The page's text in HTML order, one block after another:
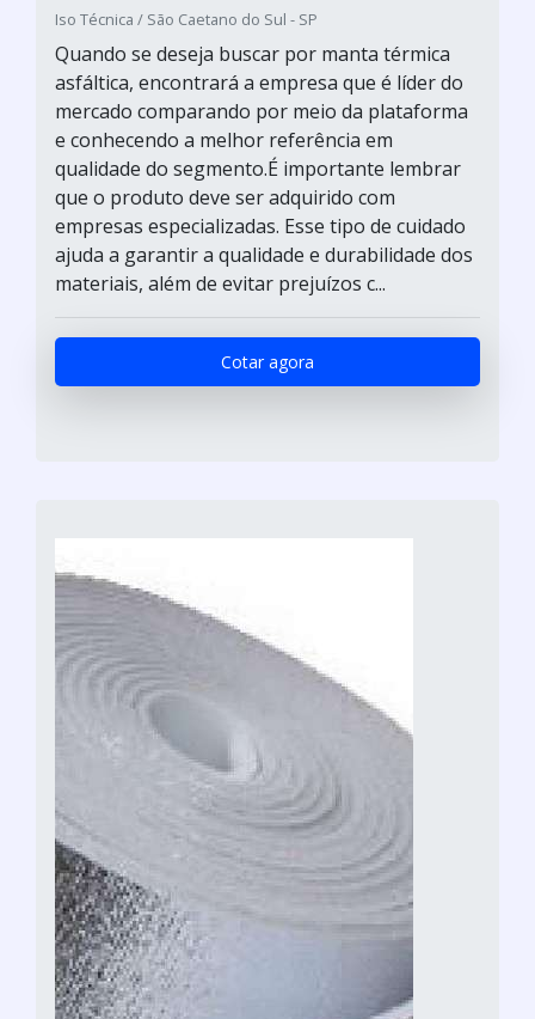
Iso Técnica / São Caetano do Sul - SP
Quando se deseja buscar por manta térmica
asfáltica, encontrará a empresa que é líder do
mercado comparando por meio da plataforma
e conhecendo a melhor referência em
qualidade do segmento.É importante lembrar
que o produto deve ser adquirido com
empresas especializadas. Esse tipo de cuidado
ajuda a garantir a qualidade e durabilidade dos
materiais, além de evitar prejuízos c...
Cotar agora